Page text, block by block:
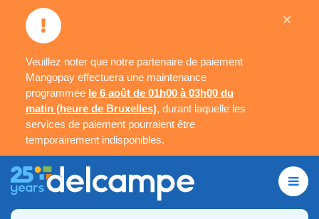
Veuillez noter que notre partenaire de paiement
Mangopay effectuera une maintenance
programmée le 6 août de 01h00 à 03h00 du
matin (heure de Bruxelles), durant laquelle les
services de paiement pourraient être
temporairement indisponibles.
×